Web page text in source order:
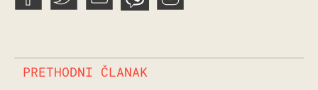
PRETHODNI ČLANAK